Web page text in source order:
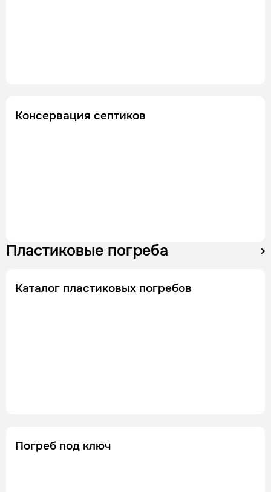
Консервация септиков
Пластиковые погреба
Каталог пластиковых погребов
Погреб под ключ